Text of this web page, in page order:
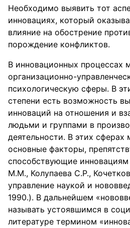
Необходимо выявить тот
инновациях, который
влияние на обострение
порождение конфликтов.
В инновационных процессах
организационно-
психологическую сферы. В
степени есть возможность
инноваций на отношения и
людьми и группами в
деятельности. В этих
основные факторы,
способствующие
М.М., Колупаева С.Р.,
управление наукой и
1990.). В дальнейшем
называть устоявшимся в
литературе термином